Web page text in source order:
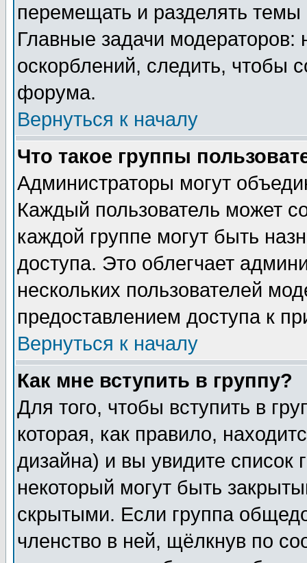
перемещать и разделять
Главные задачи
оскорблений, следить, чтобы
форума.
Вернуться к началу
Что такое группы
Администраторы могут
Каждый пользователь может
каждой группе могут быть
доступа. Это облегчает
нескольких пользователей
предоставлением доступа к
Вернуться к началу
Как мне вступить в группу?
Для того, чтобы вступить в
которая, как правило,
дизайна) и вы увидите список
некоторый могут быть
скрытыми. Если группа
членство в ней, щёлкнув по